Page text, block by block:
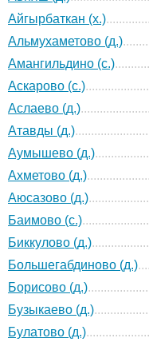
Айгырбаткан (х.)
Альмухаметово (д.)
Амангильдино (с.)
Аскарово (с.)
Аслаево (д.)
Атавды (д.)
Аумышево (д.)
Ахметово (д.)
Аюсазово (д.)
Баимово (с.)
Биккулово (д.)
Большегабдиново (д.)
Борисово (д.)
Бузыкаево (д.)
Булатово (д.)